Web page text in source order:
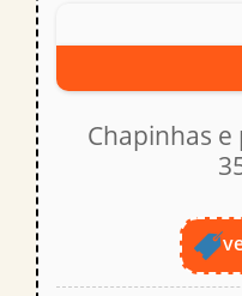
Chapinhas